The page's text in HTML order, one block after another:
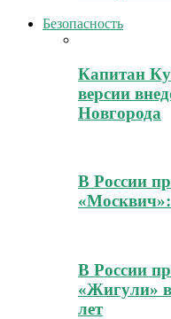
Безопасность
Капитан
версии
Новгорода
В России
В России
«Жигули»
лет